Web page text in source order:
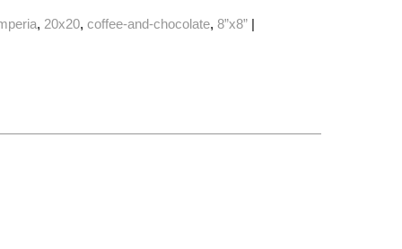
20x20 coffee-and-chocolate 8”x8” |